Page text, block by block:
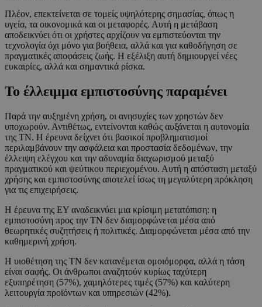
Πλέον, επεκτείνεται σε τομείς υψηλότερης σημασίας, όπως η
υγεία, τα οικονομικά και οι μεταφορές. Αυτή η μετάβαση
αποδεικνύει ότι οι χρήστες αρχίζουν να εμπιστεύονται την
τεχνολογία όχι μόνο για βοήθεια, αλλά και για καθοδήγηση σε
πραγματικές αποφάσεις ζωής. Η εξέλιξη αυτή δημιουργεί νέες
ευκαιρίες, αλλά και σημαντικά ρίσκα.
Το έλλειμμα εμπιστοσύνης παραμένει
Παρά την αυξημένη χρήση, οι ανησυχίες των χρηστών δεν
υποχωρούν. Αντιθέτως, εντείνονται καθώς αυξάνεται η αυτονομία
της ΤΝ. Η έρευνα δείχνει ότι βασικοί προβληματισμοί
περιλαμβάνουν την ασφάλεια και προστασία δεδομένων, την
έλλειψη ελέγχου και την αδυναμία διαχωρισμού μεταξύ
πραγματικού και ψεύτικου περιεχομένου. Αυτή η απόσταση μεταξύ
χρήσης και εμπιστοσύνης αποτελεί ίσως τη μεγαλύτερη πρόκληση
για τις επιχειρήσεις.
Η έρευνα της EY αναδεικνύει μια κρίσιμη μετατόπιση: η
εμπιστοσύνη προς την ΤΝ δεν διαμορφώνεται μέσα από
θεωρητικές συζητήσεις ή πολιτικές. Διαμορφώνεται μέσα από την
καθημερινή χρήση.
Η υιοθέτηση της ΤΝ δεν κατανέμεται ομοιόμορφα, αλλά η τάση
είναι σαφής. Οι άνθρωποι αναζητούν κυρίως ταχύτερη
εξυπηρέτηση (57%), χαμηλότερες τιμές (57%) και καλύτερη
λειτουργία προϊόντων και υπηρεσιών (42%).